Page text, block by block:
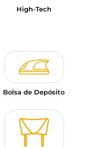
High-Tech
Bolsa de Depósito